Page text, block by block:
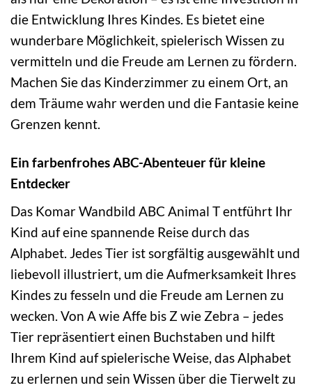
die Entwicklung Ihres Kindes. Es bietet eine
wunderbare Möglichkeit, spielerisch Wissen zu
vermitteln und die Freude am Lernen zu fördern.
Machen Sie das Kinderzimmer zu einem Ort, an
dem Träume wahr werden und die Fantasie keine
Grenzen kennt.
Ein farbenfrohes ABC-Abenteuer für kleine
Entdecker
Das Komar Wandbild ABC Animal T entführt Ihr
Kind auf eine spannende Reise durch das
Alphabet. Jedes Tier ist sorgfältig ausgewählt und
liebevoll illustriert, um die Aufmerksamkeit Ihres
Kindes zu fesseln und die Freude am Lernen zu
wecken. Von A wie Affe bis Z wie Zebra – jedes
Tier repräsentiert einen Buchstaben und hilft
Ihrem Kind auf spielerische Weise, das Alphabet
zu erlernen und sein Wissen über die Tierwelt zu